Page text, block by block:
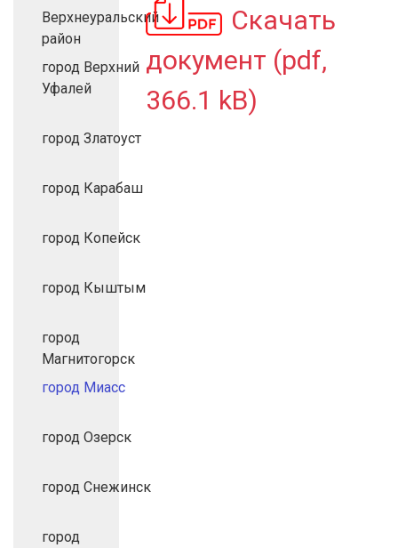
Верхнеуральский
район
город Верхний
Уфалей
город Златоуст
город Карабаш
город Копейск
город Кыштым
город
Магнитогорск
город Миасс
город Озерск
город Снежинск
город
Скачать
документ (pdf,
366.1 kB)